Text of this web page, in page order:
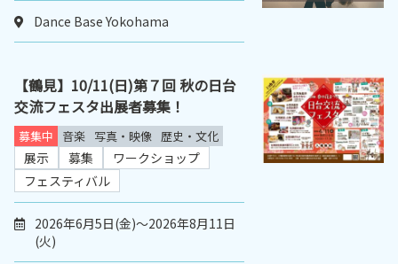
Dance Base Yokohama
【鶴見】10/11(日)第７回 秋の日台
交流フェスタ出展者募集！
募集中 音楽 写真・映像 歴史・文化
展示 募集
ワークショップ
フェスティバル
2026年6月5日(金)～2026年8月11日
(火)